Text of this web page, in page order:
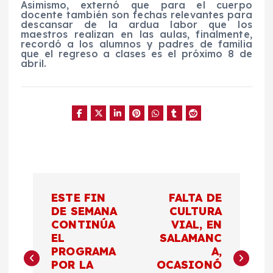
Asimismo, externó que para el cuerpo
docente también son fechas relevantes para
descansar de la ardua labor que los
maestros realizan en las aulas, finalmente,
recordó a los alumnos y padres de familia
que el regreso a clases es el próximo 8 de
abril.
v
ESTE FIN
DE SEMANA
CONTINÚA
EL
PROGRAMA
POR LA
FALTA DE
CULTURA
VIAL, EN
SALAMANC
A,
OCASIONÓ